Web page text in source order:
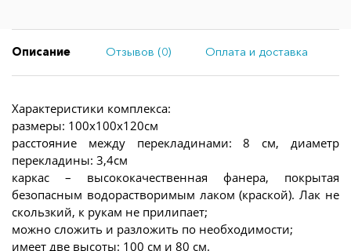
Описание Отзывов (0) Оплата и доставка
Характеристики комплекса:
размеры: 100х100х120см
расстояние между перекладинами: 8 см, диаметр
перекладины: 3,4см
каркас – высококачественная фанера, покрытая
безопасным водорастворимым лаком (краской). Лак не
скользкий, к рукам не прилипает;
можно сложить и разложить по необходимости;
имеет две высоты: 100 см и 80 см.